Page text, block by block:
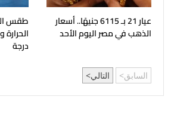
عيار 21 بـ 6115 جنيهًا.. أسعار
الذهب في مصر اليوم الأحد
طقس
درجة
السابق التالي